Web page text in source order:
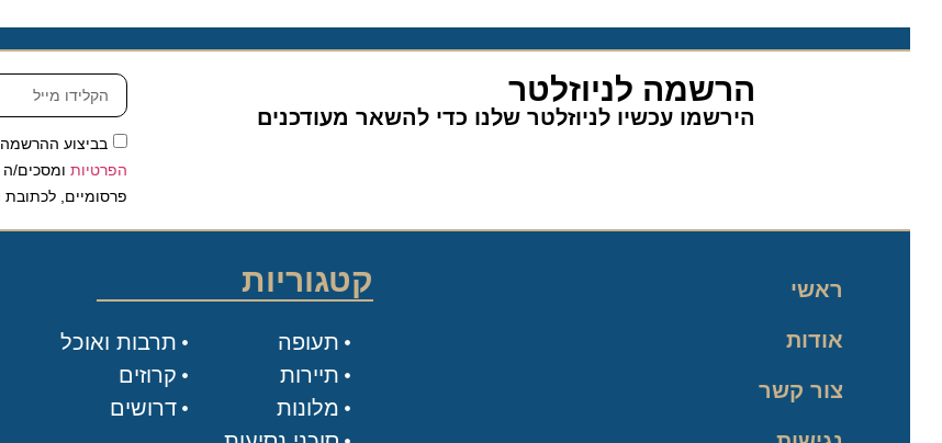
הרשמה לניוזלטר
הירשמו עכשיו לניוזלטר שלנו כדי להשאר מעודכנים
בביצוע ההרשמה
הפרטיותומסכים/ה לקבל
פרסומיים, לכתובת
ראשי
אודות
צור קשר
קטגוריות
תעופה
תיירות
מלונות
תרבות ואוכל
קרוזים
דרושים